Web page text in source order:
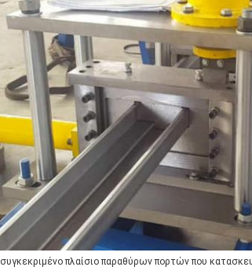
συγκεκριμένο πλαίσιο παραθύρων πορτών που